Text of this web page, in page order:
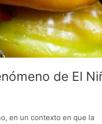
de El
en un contexto en que la